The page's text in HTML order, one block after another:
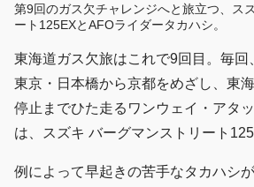
第9回のガス欠チャレンジへと旅立つ、ス
ート125EXとAFOライダータカハシ。
東海道ガス欠旅はこれで9回目。毎回
東京・日本橋から京都をめざし、東
停止までひた走るワンウェイ・アタ
は、スズキ バーグマンストリート
例によって早起きの苦手なタカハシ